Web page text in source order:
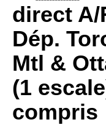
direct A/
Dép.
Mtl &
(1
compris